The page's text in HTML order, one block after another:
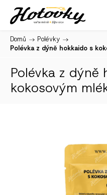
Domů / Polévky /
Polévka z dýně hokkaido s
Polévka z dýně
kokosovým